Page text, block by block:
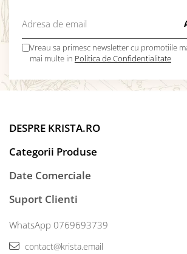
Vreau sa primesc newsletter cu promotiile
mai multe in Politica de Confidentialitate
DESPRE KRISTA.RO
Categorii Produse
Date Comerciale
Suport Clienti
WhatsApp 0769693739
contact@krista.email